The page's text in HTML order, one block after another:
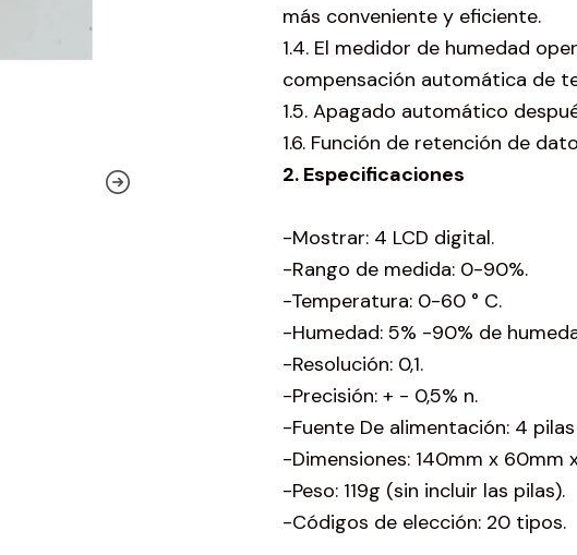
más conveniente y eficiente.
1.4. El medidor de humedad
compensación automática de
1.5. Apagado automático
1.6. Función de retención de
2. Especificaciones
-Mostrar: 4 LCD digital.
-Rango de medida: 0-90%.
-Temperatura: 0-60 ° C.
-Humedad: 5% -90% de
-Resolución: 0,1.
-Precisión: + - 0,5% n.
-Fuente De alimentación: 4
-Dimensiones: 140mm x 60mm
-Peso: 119g (sin incluir las pilas).
-Códigos de elección: 20 tipos.